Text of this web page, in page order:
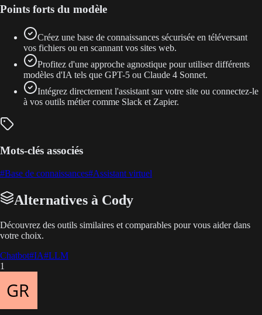
Points forts du modèle
Créez une base de connaissances sécurisée en téléversant
vos fichiers ou en scannant vos sites web.
Profitez d'une approche agnostique pour utiliser différents
modèles d'IA tels que GPT-5 ou Claude 4 Sonnet.
Intégrez directement l'assistant sur votre site ou connectez-le
à vos outils métier comme Slack et Zapier.
Mots-clés associés
#Base de connaissances#Assistant virtuel
Alternatives à Cody
Découvrez des outils similaires et comparables pour vous aider dans
votre choix.
Chatbot#IA#LLM
1